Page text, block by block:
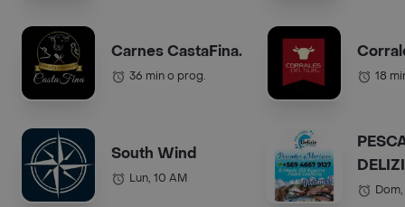
Carnes CastaFina.
36 min o prog.
South Wind
Lun, 10 AM
18
Dom,